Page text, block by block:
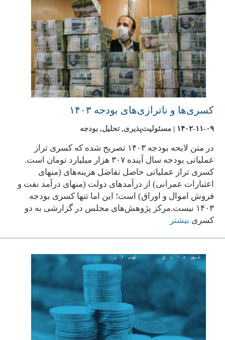
کسری‌ها و ناترازی‌های بودجه ۱۴۰۳
۱۴۰۲-۱۱-۰۹ |مسئولیت‌پذیری,تحلیل,بودجه
در متن لایحه بودجه ۱۴۰۳ تصریح شده که کسری تراز
عملیاتی بودجه سال آینده ۳۰۷ هزار میلیارد تومان است.
کسری تراز عملیاتی حاصل تفاضل هزینه‌های (منهای
اعتبارات عمرانی) از درآمدهای دولت (منهای درآمد نفت و
فروش اموال و اوراق) است؛ این اما تنها کسری بودجه
۱۴۰۳ نیست.مرکز پژوهش‌های مجلس در گزارشی به دو
کسری بیشتر